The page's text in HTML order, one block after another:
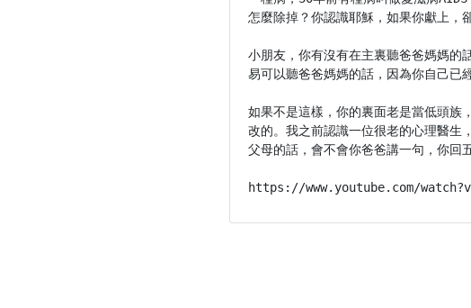
怎麼除掉？你認識耶穌，如果你獻上，
小朋友，你有沒有在主裏聽爸爸媽媽的
易可以聽爸爸媽媽的話，因為你自己
如果不是這樣，你的裏面老是當低頭族
改的。我之前認識一位很老的心理醫生
父母的話，會不會你爸爸講一句，你回
https://www.youtube.com/